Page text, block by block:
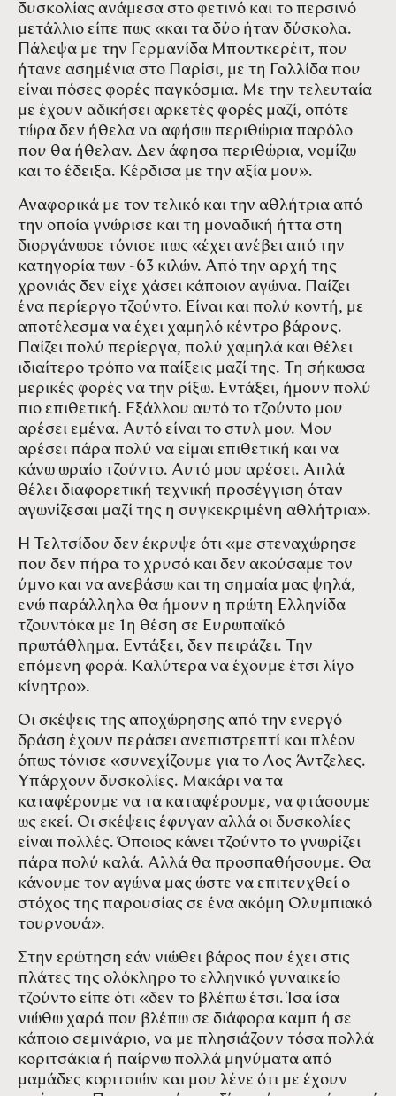
δυσκολίας ανάμεσα στο φετινό και το περσινό
μετάλλιο είπε πως «και τα δύο ήταν δύσκολα.
Πάλεψα με την Γερμανίδα Μπουτκερέιτ, που
ήτανε ασημένια στο Παρίσι, με τη Γαλλίδα που
είναι πόσες φορές παγκόσμια. Με την τελευταία
με έχουν αδικήσει αρκετές φορές μαζί, οπότε
τώρα δεν ήθελα να αφήσω περιθώρια παρόλο
που θα ήθελαν. Δεν άφησα περιθώρια, νομίζω
και το έδειξα. Κέρδισα με την αξία μου».
Αναφορικά με τον τελικό και την αθλήτρια από
την οποία γνώρισε και τη μοναδική ήττα στη
διοργάνωσε τόνισε πως «έχει ανέβει από την
κατηγορία των -63 κιλών. Από την αρχή της
χρονιάς δεν είχε χάσει κάποιον αγώνα. Παίζει
ένα περίεργο τζούντο. Είναι και πολύ κοντή, με
αποτέλεσμα να έχει χαμηλό κέντρο βάρους.
Παίζει πολύ περίεργα, πολύ χαμηλά και θέλει
ιδιαίτερο τρόπο να παίξεις μαζί της. Τη σήκωσα
μερικές φορές να την ρίξω. Εντάξει, ήμουν πολύ
πιο επιθετική. Εξάλλου αυτό το τζούντο μου
αρέσει εμένα. Αυτό είναι το στυλ μου. Μου
αρέσει πάρα πολύ να είμαι επιθετική και να
κάνω ωραίο τζούντο. Αυτό μου αρέσει. Απλά
θέλει διαφορετική τεχνική προσέγγιση όταν
αγωνίζεσαι μαζί της η συγκεκριμένη αθλήτρια».
Η Τελτσίδου δεν έκρυψε ότι «με στεναχώρησε
που δεν πήρα το χρυσό και δεν ακούσαμε τον
ύμνο και να ανεβάσω και τη σημαία μας ψηλά,
ενώ παράλληλα θα ήμουν η πρώτη Ελληνίδα
τζουντόκα με 1η θέση σε Ευρωπαϊκό
πρωτάθλημα. Εντάξει, δεν πειράζει. Την
επόμενη φορά. Καλύτερα να έχουμε έτσι λίγο
κίνητρο».
Οι σκέψεις της αποχώρησης από την ενεργό
δράση έχουν περάσει ανεπιστρεπτί και πλέον
όπως τόνισε «συνεχίζουμε για το Λος Άντζελες.
Υπάρχουν δυσκολίες. Μακάρι να τα
καταφέρουμε να τα καταφέρουμε, να φτάσουμε
ως εκεί. Οι σκέψεις έφυγαν αλλά οι δυσκολίες
είναι πολλές. Όποιος κάνει τζούντο το γνωρίζει
πάρα πολύ καλά. Αλλά θα προσπαθήσουμε. Θα
κάνουμε τον αγώνα μας ώστε να επιτευχθεί ο
στόχος της παρουσίας σε ένα ακόμη Ολυμπιακό
τουρνουά».
Στην ερώτηση εάν νιώθει βάρος που έχει στις
πλάτες της ολόκληρο το ελληνικό γυναικείο
τζούντο είπε ότι «δεν το βλέπω έτσι. Ίσα ίσα
νιώθω χαρά που βλέπω σε διάφορα καμπ ή σε
κάποιο σεμινάριο, να με πλησιάζουν τόσα πολλά
κοριτσάκια ή παίρνω πολλά μηνύματα από
μαμάδες κοριτσιών και μου λένε ότι με έχουν